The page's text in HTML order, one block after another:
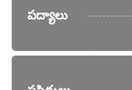
పద్యాలు